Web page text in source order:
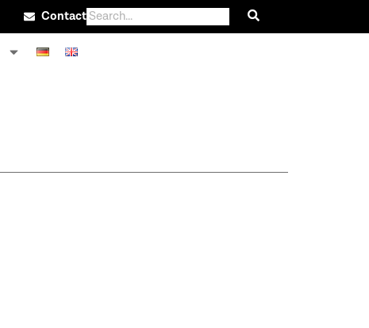
Contact